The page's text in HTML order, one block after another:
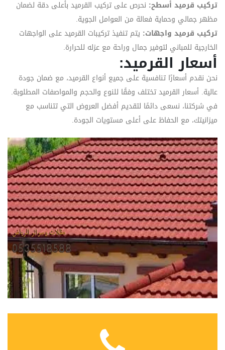
تركيب قرميد أسطح: نحرص على تركيب القرميد بأعلى دقة لضمان
مظهر جمالي وحماية فعالة من العوامل الجوية.
تركيب قرميد واجهات: يتم تنفيذ تركيبات القرميد على الواجهات
الخارجية للمباني لتوفير جمال وراحة مع عزله للحرارة.
أسعار القرميد:
نحن نقدم أسعارًا تنافسية على جميع أنواع القرميد، مع ضمان جودة
عالية. أسعار القرميد تختلف وفقًا للنوع والحجم والمواصفات المطلوبة.
في شركتنا، نسعى دائمًا لتقديم أفضل العروض التي تتناسب مع
ميزانيتك، مع الحفاظ على أعلى مستويات الجودة.